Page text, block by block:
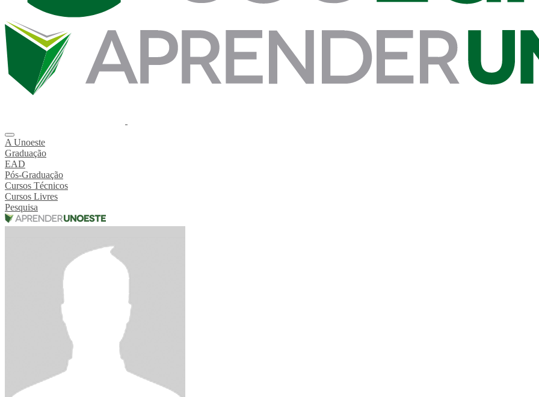
A Unoeste
Graduação
EAD
Pós-Graduação
Cursos Técnicos
Cursos Livres
Pesquisa